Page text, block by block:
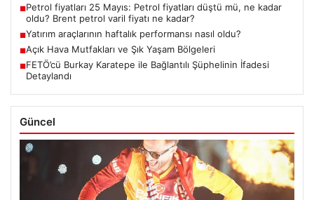
■Petrol fiyatları 25 Mayıs: Petrol fiyatları düştü mü, ne kadar
oldu? Brent petrol varil fiyatı ne kadar?
■Yatırım araçlarının haftalık performansı nasıl oldu?
■Açık Hava Mutfakları ve Şık Yaşam Bölgeleri
■FETÖ’cü Burkay Karatepe ile Bağlantılı Şüphelinin İfadesi
Detaylandı
Güncel